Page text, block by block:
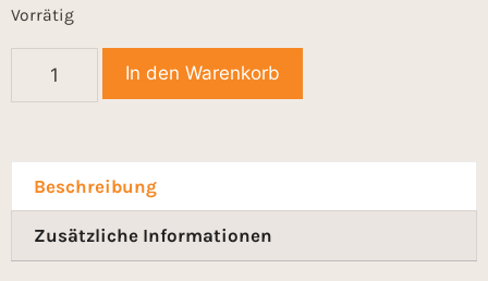
Vorrätig
In den Warenkorb
Beschreibung
Zusätzliche Informationen